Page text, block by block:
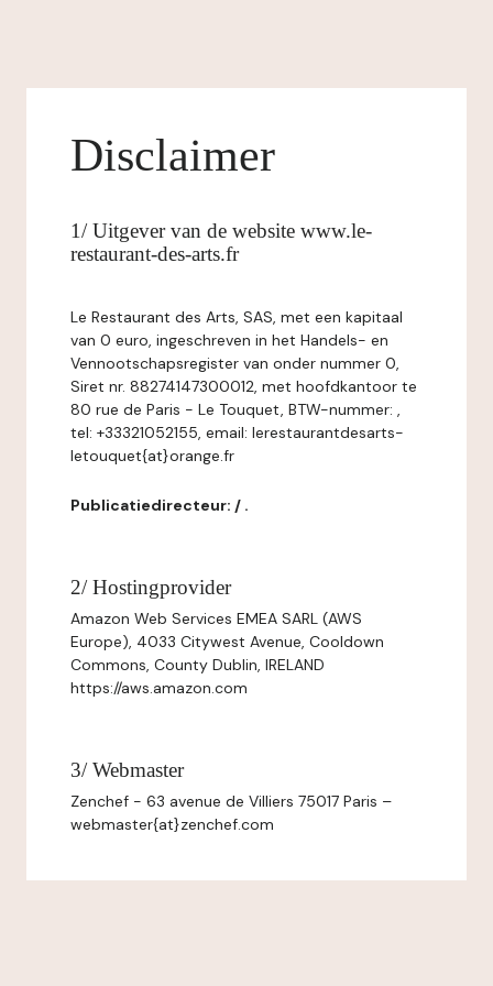
Disclaimer
1/ Uitgever van de website www.le-
restaurant-des-arts.fr
Le Restaurant des Arts, SAS, met een kapitaal
van 0 euro, ingeschreven in het Handels- en
Vennootschapsregister van onder nummer 0,
Siret nr. 88274147300012, met hoofdkantoor te
80 rue de Paris - Le Touquet, BTW-nummer: ,
tel: +33321052155, email: lerestaurantdesarts-
letouquet{at}orange.fr
Publicatiedirecteur: / .
2/ Hostingprovider
Amazon Web Services EMEA SARL (AWS
Europe), 4033 Citywest Avenue, Cooldown
Commons, County Dublin, IRELAND
https://aws.amazon.com
3/ Webmaster
Zenchef - 63 avenue de Villiers 75017 Paris –
webmaster{at}zenchef.com